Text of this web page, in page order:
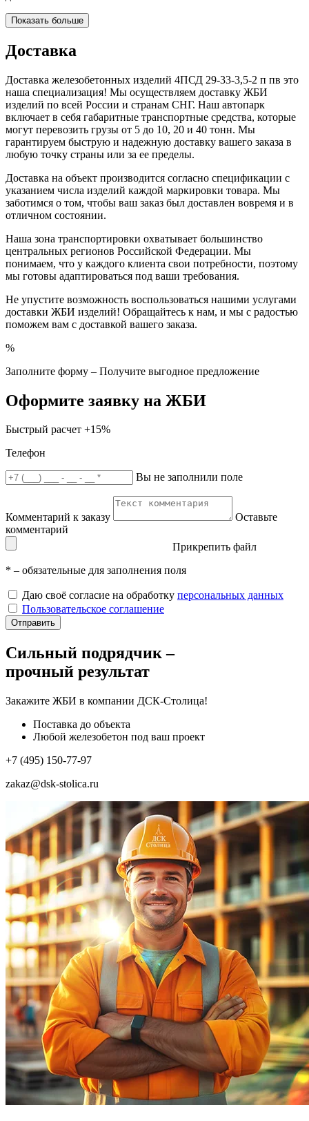
Показать больше
Доставка
Доставка железобетонных изделий 4ПСД 29-33-3,5-2 п пв это
наша специализация! Мы осуществляем доставку ЖБИ
изделий по всей России и странам СНГ. Наш автопарк
включает в себя габаритные транспортные средства, которые
могут перевозить грузы от 5 до 10, 20 и 40 тонн. Мы
гарантируем быструю и надежную доставку вашего заказа в
любую точку страны или за ее пределы.
Доставка на объект производится согласно спецификации с
указанием числа изделий каждой маркировки товара. Мы
заботимся о том, чтобы ваш заказ был доставлен вовремя и в
отличном состоянии.
Наша зона транспортировки охватывает большинство
центральных регионов Российской Федерации. Мы
понимаем, что у каждого клиента свои потребности, поэтому
мы готовы адаптироваться под ваши требования.
Не упустите возможность воспользоваться нашими услугами
доставки ЖБИ изделий! Обращайтесь к нам, и мы с радостью
поможем вам с доставкой вашего заказа.
%
Заполните форму – Получите выгодное предложение
Оформите заявку на ЖБИ
Быстрый расчет +15%
Телефон
Вы не заполнили поле
Комментарий к заказу
Оставьте
комментарий
Прикрепить файл
* – обязательные для заполнения поля
Даю своё согласие на обработку персональных данных
Пользовательское соглашение
Отправить
Сильный подрядчик –
прочный результат
Закажите ЖБИ в компании ДСК-Столица!
Поставка до объекта
Любой железобетон под ваш проект
+7 (495) 150-77-97
zakaz@dsk-stolica.ru